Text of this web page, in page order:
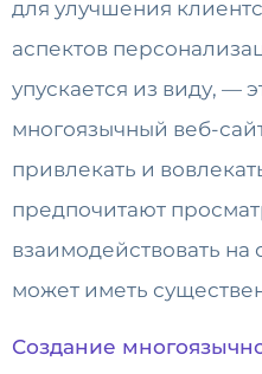
для улучшения
аспектов
упускается из виду, —
многоязычный веб-
привлекать и
предпочитают
взаимодействовать
может иметь
Создание